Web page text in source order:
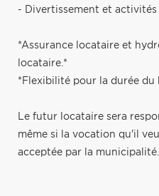
- Divertissement et
*Assurance locataire et
locataire.*
*Flexibilité pour la durée du
Le futur locataire sera
même si la vocation qu'il
acceptée par la municipalité.